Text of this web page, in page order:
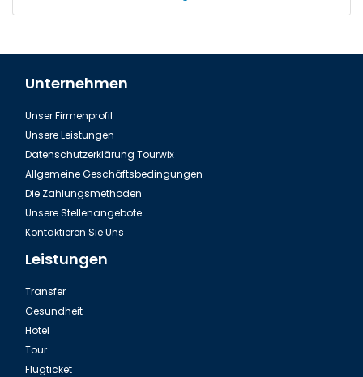
Unternehmen
Unser Firmenprofil
Unsere Leistungen
Datenschutzerklärung Tourwix
Allgemeine Geschäftsbedingungen
Die Zahlungsmethoden
Unsere Stellenangebote
Kontaktieren Sie Uns
Leistungen
Transfer
Gesundheit
Hotel
Tour
Flugticket